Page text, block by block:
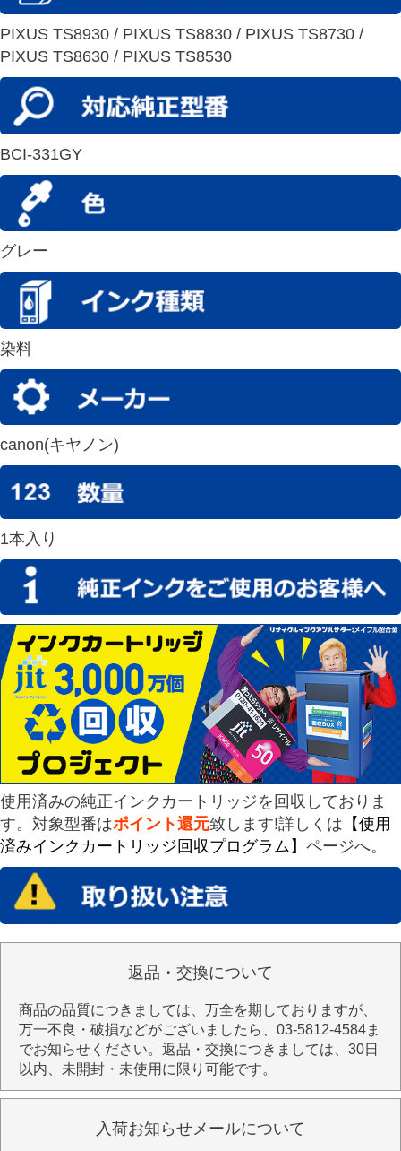
PIXUS TS8930 / PIXUS TS8830 / PIXUS TS8730 /
PIXUS TS8630 / PIXUS TS8530
BCI-331GY
グレー
染料
canon(キヤノン)
1本入り
使用済みの純正インクカートリッジを回収しておりま
す。対象型番はポイント還元致します!詳しくは 【使用
済みインクカートリッジ回収プログラム】 ページへ。
返品・交換について
商品の品質につきましては、万全を期しておりますが、
万一不良・破損などがございましたら、03-5812-4584ま
でお知らせください。返品・交換につきましては、30日
以内、未開封・未使用に限り可能です。
入荷お知らせメールについて